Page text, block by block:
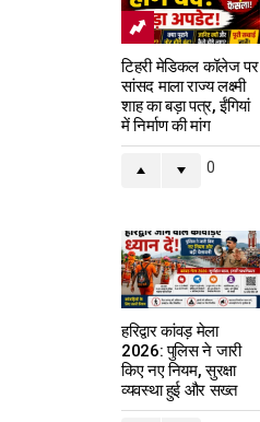
टिहरी मेडिकल कॉलेज पर
सांसद माला राज्य लक्ष्मी
शाह का बड़ा पत्र, ईंगियां
में निर्माण की मांग
0
हरिद्वार कांवड़ मेला
2026: पुलिस ने जारी
किए नए नियम, सुरक्षा
व्यवस्था हुई और सख्त